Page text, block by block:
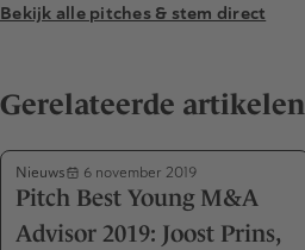
Bekijk alle pitches & stem direct
Gerelateerde artikelen
Nieuws 6 november 2019
Pitch Best Young M&A
Advisor 2019: Joost Prins,